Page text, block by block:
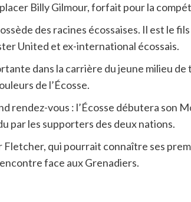
Billy Gilmour, forfait pour la
des racines écossaises. Il est le
United et ex-international écossais.
dans la carrière du jeune milieu de
de l’Écosse.
rendez-vous : l’Écosse débutera son
par les supporters des deux nations.
qui pourrait connaître ses
face aux Grenadiers.